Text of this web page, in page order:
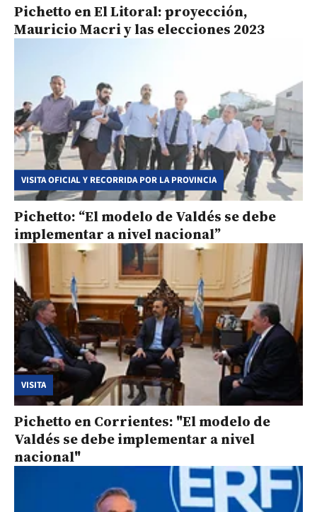
Pichetto en El Litoral: proyección,
Mauricio Macri y las elecciones 2023
VISITA OFICIAL Y RECORRIDA POR LA PROVINCIA
Pichetto: “El modelo de Valdés se debe
implementar a nivel nacional”
VISITA
Pichetto en Corrientes: "El modelo de
Valdés se debe implementar a nivel
nacional"